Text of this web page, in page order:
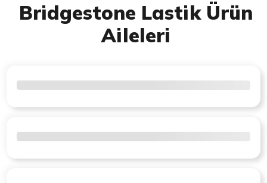
Bridgestone Lastik Ürün
Aileleri